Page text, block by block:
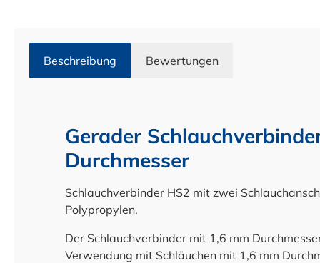
Beschreibung Bewertungen
Gerader
Durchmesser
Schlauchverbinder HS2 mit zwei
Polypropylen.
Der Schlauchverbinder mit 1,6 mm
Verwendung mit Schläuchen mit 1,6 mm